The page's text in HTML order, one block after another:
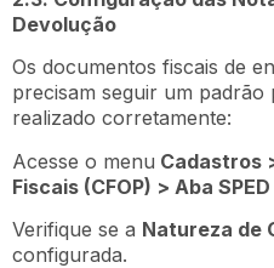
Devolução
Os documentos fiscais de
precisam seguir um padrão
realizado corretamente:
Acesse o menu Cadastros
Fiscais (CFOP) > Aba
Verifique se a Natureza de
configurada.